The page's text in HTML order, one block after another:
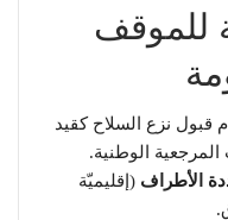
للموقف
قبول نزع السلاح كقيد
المرجعية الوطنية.
الأطراف (إقليميّة